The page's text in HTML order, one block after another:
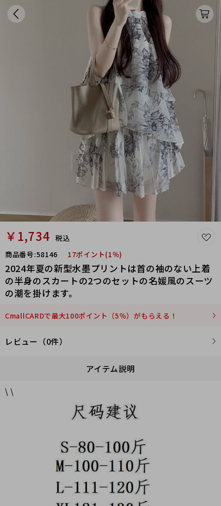
￥1,734 税込
商品番号:58146 17ポイント(1％)
2024年夏の新型水墨プリントは首の袖のない上着
の半身のスカートの2つのセットの名媛風のスーツ
の潮を掛けます。
CmallCARDで最大100ポイント（5％）がもらえる！
レビュー（0件）
アイテム説明
\ \